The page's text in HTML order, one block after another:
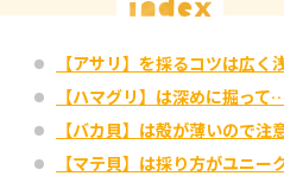
【アサリ】を採るコツは広く
【ハマグリ】は深めに掘って
【バカ貝】は殻が薄いので注
【マテ貝】は採り方がユニー